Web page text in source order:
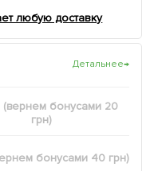
любую доставку
Детальнее→
(вернем бонусами 20
грн)
бонусами 40 грн)